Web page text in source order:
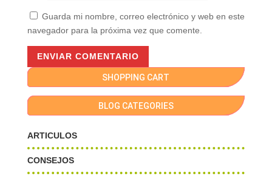
Guarda mi nombre, correo electrónico y web en este
navegador para la próxima vez que comente.
SHOPPING CART
BLOG CATEGORIES
ARTICULOS
CONSEJOS